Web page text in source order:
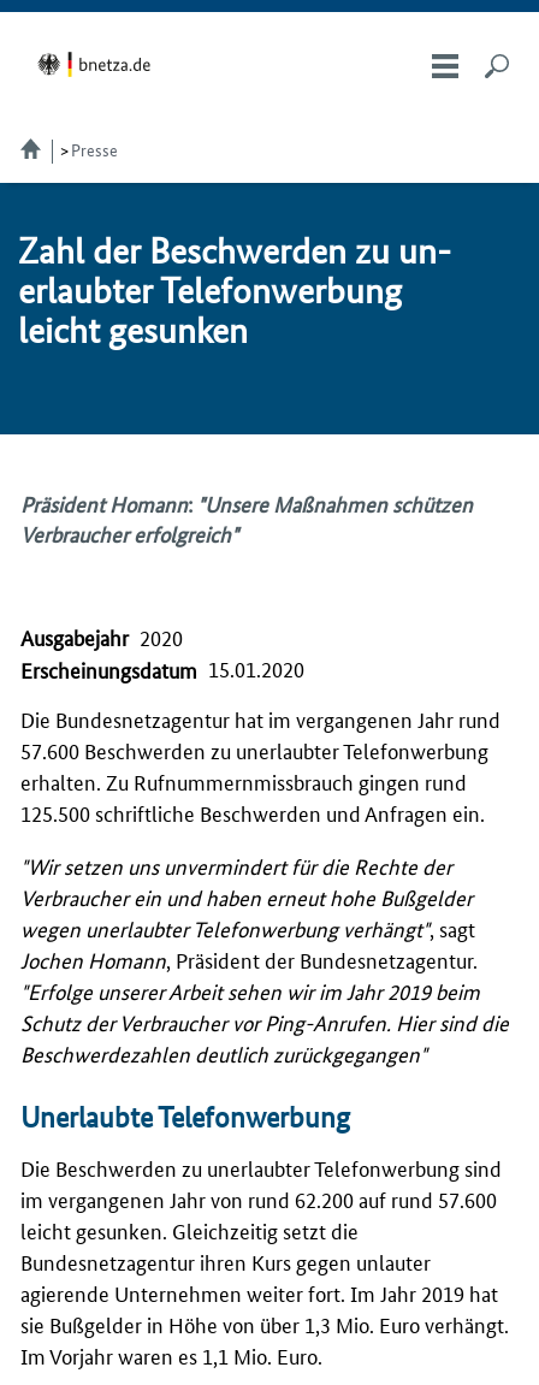
Presse
Zahl der Be­schwer­den zu un­
er­laub­ter Telefon­werbung
leicht ge­sun­ken
Präsident Homann: "Unsere Maßnahmen schützen
Verbraucher erfolgreich"
Ausgabejahr 2020
Erscheinungsdatum 15.01.2020
Die Bundesnetzagentur hat im vergangenen Jahr rund
57.600 Beschwerden zu unerlaubter Telefonwerbung
erhalten. Zu Rufnummernmissbrauch gingen rund
125.500 schriftliche Beschwerden und Anfragen ein.
"Wir setzen uns unvermindert für die Rechte der
Verbraucher ein und haben erneut hohe Bußgelder
wegen unerlaubter Telefonwerbung verhängt", sagt
Jochen Homann , Präsident der Bundesnetzagentur.
"Erfolge unserer Arbeit sehen wir im Jahr 2019 beim
Schutz der Verbraucher vor Ping-Anrufen. Hier sind die
Beschwerdezahlen deutlich zurückgegangen"
Unerlaubte Telefonwerbung
Die Beschwerden zu unerlaubter Telefonwerbung sind
im vergangenen Jahr von rund 62.200 auf rund 57.600
leicht gesunken. Gleichzeitig setzt die
Bundesnetzagentur ihren Kurs gegen unlauter
agierende Unternehmen weiter fort. Im Jahr 2019 hat
sie Bußgelder in Höhe von über 1,3 Mio. Euro verhängt.
Im Vorjahr waren es 1,1 Mio. Euro.